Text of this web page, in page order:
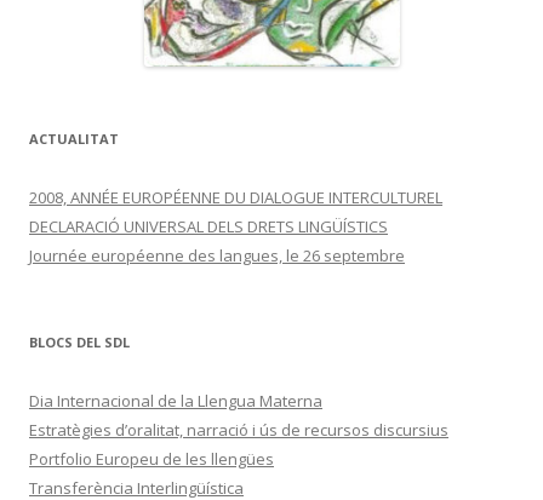
ACTUALITAT
2008, ANNÉE EUROPÉENNE DU DIALOGUE INTERCULTUREL
DECLARACIÓ UNIVERSAL DELS DRETS LINGÜÍSTICS
Journée européenne des langues, le 26 septembre
BLOCS DEL SDL
Dia Internacional de la Llengua Materna
Estratègies d’oralitat, narració i ús de recursos discursius
Portfolio Europeu de les llengües
Transferència Interlingüística